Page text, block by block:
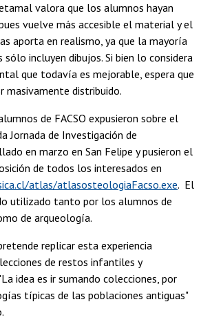
valora que los alumnos hayan
vuelve más accesible el material y el
aporta en realismo, ya que la mayoría
sólo incluyen dibujos. Si bien lo considera
que todavía es mejorable, espera que
masivamente distribuido.
de FACSO expusieron sobre el
Jornada de Investigación de
en marzo en San Felipe y pusieron el
de todos los interesados en
atlas/atlasosteologiaFacso.exe. El
utilizado tanto por los alumnos de
de arqueología.
replicar esta experiencia
de restos infantiles y
idea es ir sumando colecciones, por
típicas de las poblaciones antiguas"